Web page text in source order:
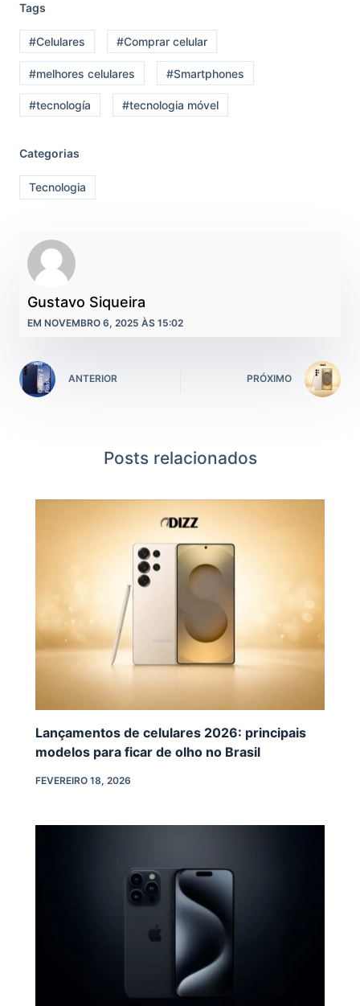
Tags
#Celulares #Comprar celular
#melhores celulares #Smartphones
#tecnología #tecnologia móvel
Categorias
Tecnologia
Gustavo Siqueira
EM NOVEMBRO 6, 2025 ÀS 15:02
ANTERIOR PRÓXIMO
Posts relacionados
Lançamentos de celulares 2026: principais
modelos para ficar de olho no Brasil
FEVEREIRO 18, 2026